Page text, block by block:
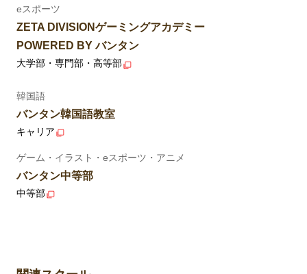
eスポーツ
ZETA DIVISIONゲーミングアカデミー
POWERED BY バンタン
大学部・専門部・高等部
韓国語
バンタン韓国語教室
キャリア
ゲーム・イラスト・eスポーツ・アニメ
バンタン中等部
中等部